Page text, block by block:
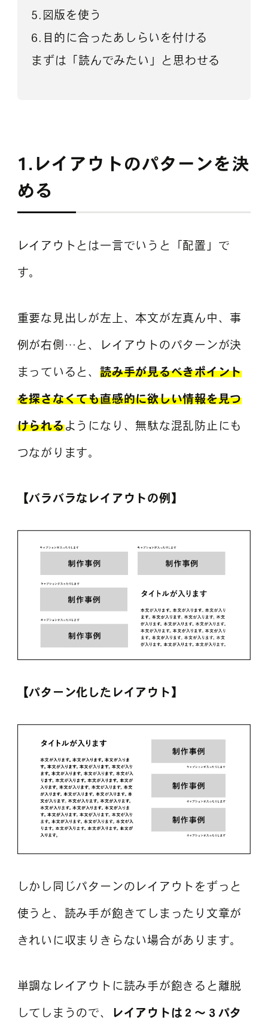
5.図版を使う
6.目的に合ったあしらいを付ける
まずは「読んでみたい」と思わせる
1.レイアウトのパターンを決
める
レイアウトとは一言でいうと「配置」で
す。
重要な見出しが左上、本文が左真ん中、事
例が右側…と、レイアウトのパターンが決
まっていると、読み手が見るべきポイント
を探さなくても直感的に欲しい情報を見つ
けられるようになり、無駄な混乱防止にも
つながります。
【バラバラなレイアウトの例】
【パターン化したレイアウト】
しかし同じパターンのレイアウトをずっと
使うと、読み手が飽きてしまったり文章が
きれいに収まりきらない場合があります。
単調なレイアウトに読み手が飽きると離脱
してしまうので、 レイアウトは２〜３パタ